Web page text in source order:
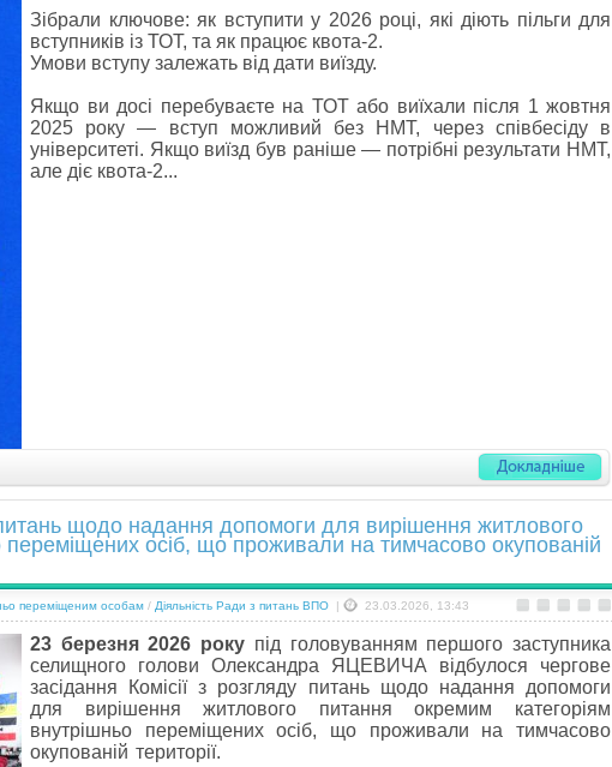
Зібрали ключове: як вступити у 2026 році, які діють пільги для
вступників із ТОТ, та як працює квота-2.
Умови вступу залежать від дати виїзду.
Якщо ви досі перебуваєте на ТОТ або виїхали після 1 жовтня
2025 року — вступ можливий без НМТ, через співбесіду в
університеті. Якщо виїзд був раніше — потрібні результати НМТ,
але діє квота-2...
питань щодо надання допомоги для вирішення житлового
переміщених осіб, що проживали на тимчасово окупованій
переміщеним особам / Діяльність Ради з питань ВПО | 23.03.2026, 13:43
23 березня 2026 року під головуванням першого заступника
селищного голови Олександра ЯЦЕВИЧА відбулося чергове
засідання Комісії з розгляду питань щодо надання допомоги
для вирішення житлового питання окремим категоріям
внутрішньо переміщених осіб, що проживали на тимчасово
окупованій території.